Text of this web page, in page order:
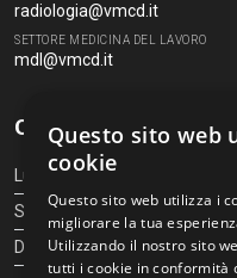
radiologia@vmcd.it
SETTORE MEDICINA DEL LAVORO
mdl@vmcd.it
Orari Centro
Lunedì - Venerdì
Sabato
Domenica
Questo sito web
cookie
Questo sito web utilizza i
migliorare la tua
Utilizzando il nostro sito
tutti i cookie in conformità